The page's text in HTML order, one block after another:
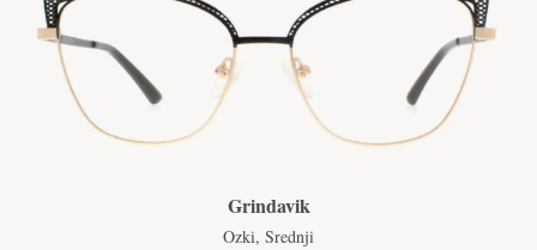
Grindavik
Ozki, Srednji